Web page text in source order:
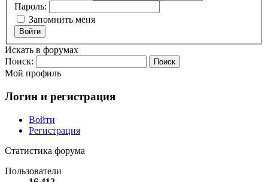
Пароль:
Запомнить меня
Войти
Искать в форумах
Поиск:
Мой профиль
Логин и регистрация
Войти
Регистрация
Статистика форума
Пользователи